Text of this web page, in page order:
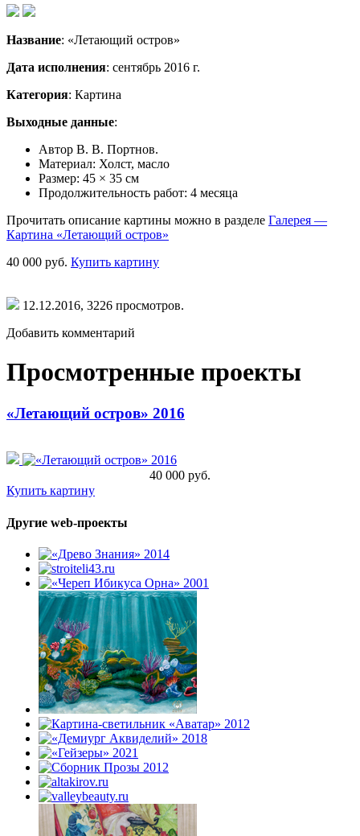
Название: «Летающий остров»
Дата исполнения: сентябрь 2016 г.
Категория: Картина
Выходные данные:
Автор В. В. Портнов.
Материал: Холст, масло
Размер: 45 × 35 см
Продолжительность работ: 4 месяца
Прочитать описание картины можно в разделе Галерея —
Картина «Летающий остров»
40 000 руб. Купить картину
12.12.2016, 3226 просмотров.
Добавить комментарий
Просмотренные проекты
«Летающий остров» 2016
40 000 руб.
Купить картину
Другие web-проекты